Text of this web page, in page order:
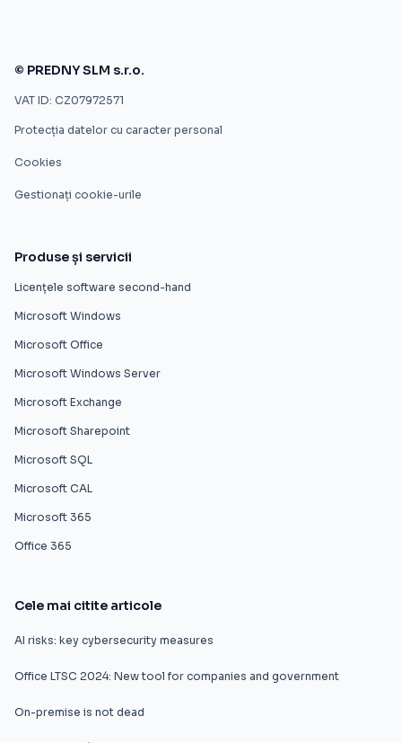
© PREDNY SLM s.r.o.
VAT ID: CZ07972571
Protecția datelor cu caracter personal
Cookies
Gestionați cookie-urile
Produse și servicii
Licențele software second-hand
Microsoft Windows
Microsoft Office
Microsoft Windows Server
Microsoft Exchange
Microsoft Sharepoint
Microsoft SQL
Microsoft CAL
Microsoft 365
Office 365
Cele mai citite articole
AI risks: key cybersecurity measures
Office LTSC 2024: New tool for companies and government
On-premise is not dead